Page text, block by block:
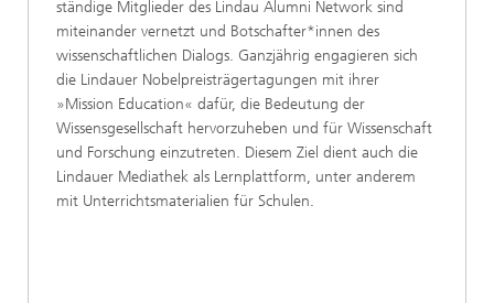
ständige Mitglieder des Lindau Alumni Network sind
miteinander vernetzt und Botschafter*innen des
wissenschaftlichen Dialogs. Ganzjährig engagieren sich
die Lindauer Nobelpreisträgertagungen mit ihrer
»Mission Education« dafür, die Bedeutung der
Wissensgesellschaft hervorzuheben und für Wissenschaft
und Forschung einzutreten. Diesem Ziel dient auch die
Lindauer Mediathek als Lernplattform, unter anderem
mit Unterrichtsmaterialien für Schulen.